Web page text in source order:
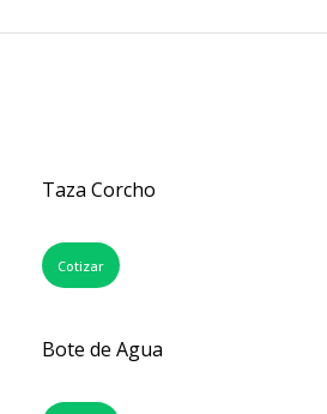
Taza Corcho
Cotizar
Bote de Agua